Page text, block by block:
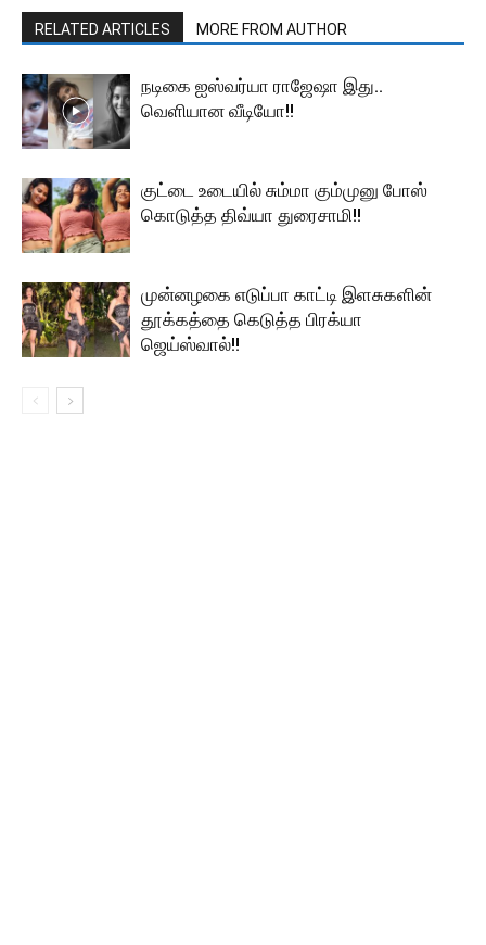
RELATED ARTICLES MORE FROM AUTHOR
நடிகை ஐஸ்வர்யா ராஜேஷா இது..
வெளியான வீடியோ!!
குட்டை உடையில் சும்மா கும்முனு போஸ்
கொடுத்த திவ்யா துரைசாமி!!
முன்னழகை எடுப்பா காட்டி இளசுகளின்
தூக்கத்தை கெடுத்த பிரக்யா
ஜெய்ஸ்வால்!!